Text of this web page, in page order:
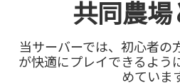
共同農場
当サーバーでは、初心者の
が快適にプレイできるよう
めていま